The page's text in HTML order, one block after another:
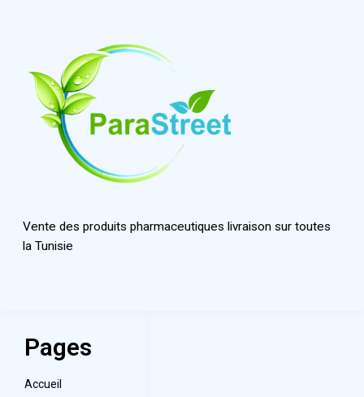
Vente des produits pharmaceutiques livraison sur toutes
la Tunisie
Pages
Accueil